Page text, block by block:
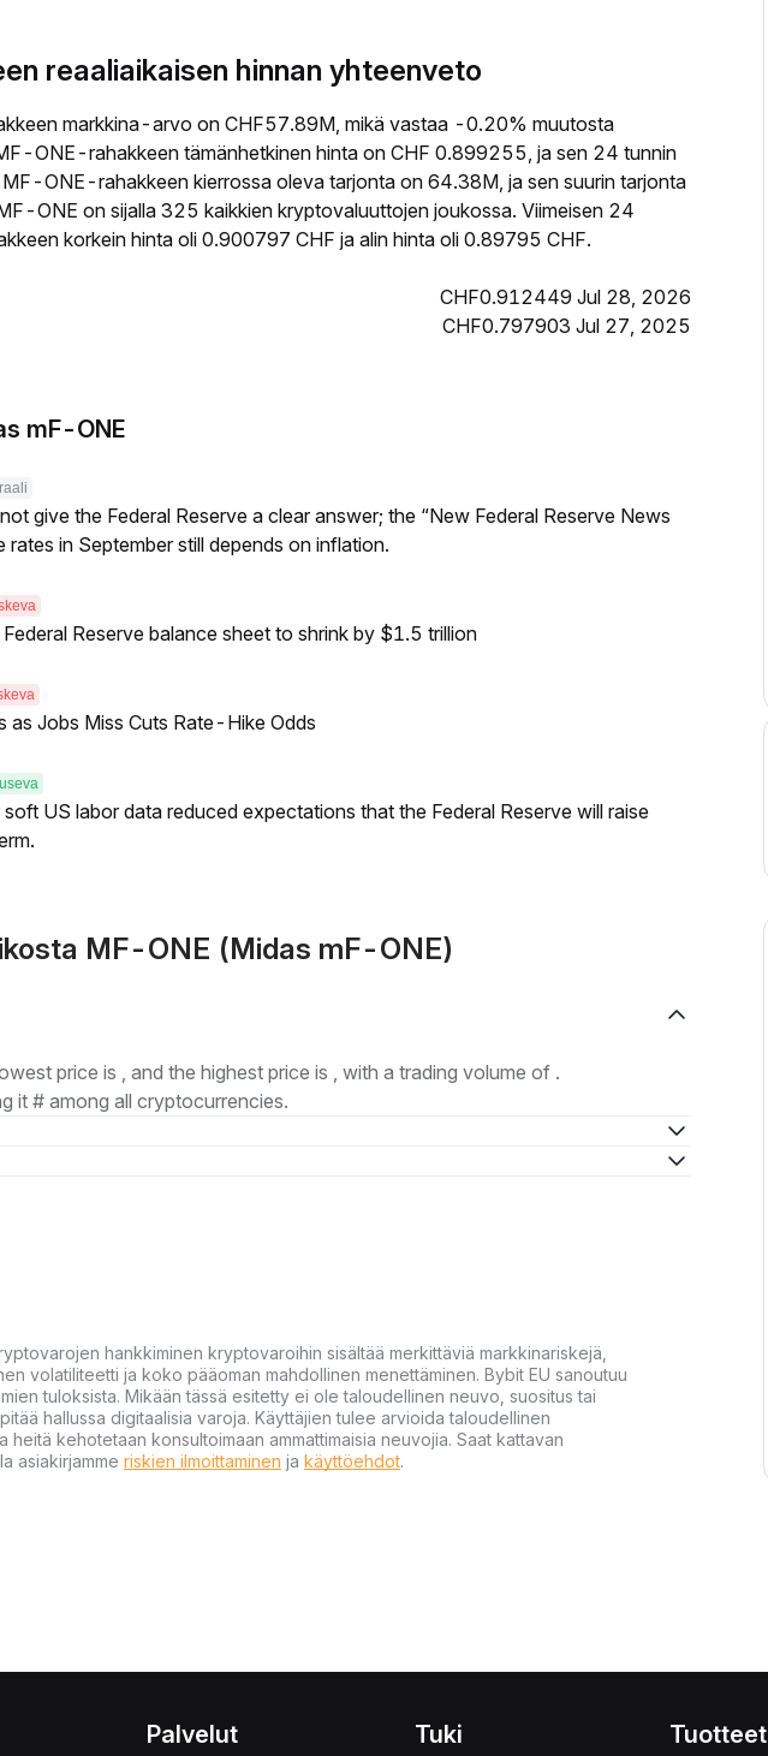
reaaliaikaisen hinnan yhteenveto
markkina-arvo on CHF57.89M, mikä vastaa -0.20% muutosta
ONE-rahakkeen tämänhetkinen hinta on CHF 0.899255, ja sen 24 tunnin
ONE-rahakkeen kierrossa oleva tarjonta on 64.38M, ja sen suurin tarjonta
ONE on sijalla 325 kaikkien kryptovaluuttojen joukossa. Viimeisen 24
korkein hinta oli 0.900797 CHF ja alin hinta oli 0.89795 CHF.
CHF0.912449 Jul 28, 2026
CHF0.797903 Jul 27, 2025
mF-ONE
give the Federal Reserve a clear answer; the “New Federal Reserve News
in September still depends on inflation.
Reserve balance sheet to shrink by $1.5 trillion
as Jobs Miss Cuts Rate-Hike Odds
US labor data reduced expectations that the Federal Reserve will raise
MF-ONE (Midas mF-ONE)
price is , and the highest price is , with a trading volume of .
it # among all cryptocurrencies.
hankkiminen kryptovaroihin sisältää merkittäviä markkinariskejä,
volatiliteetti ja koko pääoman mahdollinen menettäminen. Bybit EU sanoutuu
tuloksista. Mikään tässä esitetty ei ole taloudellinen neuvo, suositus tai
hallussa digitaalisia varoja. Käyttäjien tulee arvioida taloudellinen
heitä kehotetaan konsultoimaan ammattimaisia neuvojia. Saat kattavan
asiakirjamme riskien ilmoittaminen ja käyttöehdot.
Palvelut Tuki Tuotteet